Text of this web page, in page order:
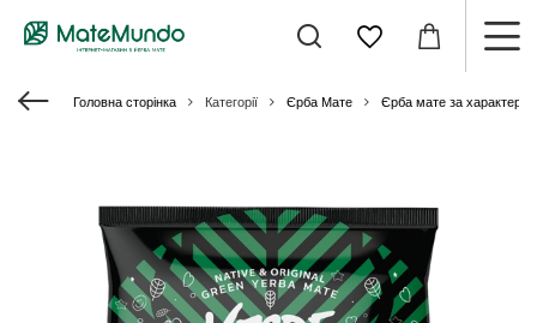
Головна сторінка Категорії Єрба Мате Єрба мате за